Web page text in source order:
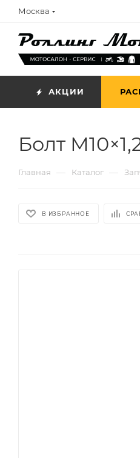
Москва
АКЦИИ
Болт
Главная — Каталог —
В ИЗБРАННОЕ